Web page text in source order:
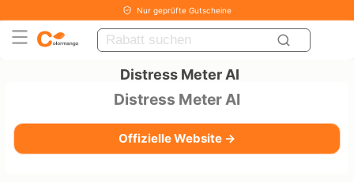
Nur geprüfte Gutscheine
Distress Meter AI
Distress Meter AI
Offizielle Website →